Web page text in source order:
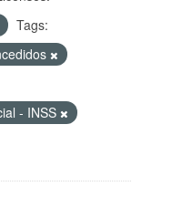
Tags:
- INSS